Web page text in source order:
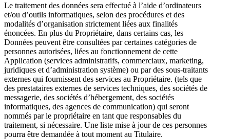
Le traitement des données sera effectué à l’aide d’ordinateurs
et/ou d’outils informatiques, selon des procédures et des
modalités d’organisation strictement liées aux finalités
énoncées. En plus du Propriétaire, dans certains cas, les
Données peuvent être consultées par certaines catégories de
personnes autorisées, liées au fonctionnement de cette
Application (services administratifs, commerciaux, marketing,
juridiques et d’administration système) ou par des sous-traitants
externes qui fournissent des services au Propriétaire. (tels que
des prestataires externes de services techniques, des sociétés de
messagerie, des sociétés d’hébergement, des sociétés
informatiques, des agences de communication) qui seront
nommés par le propriétaire en tant que responsables du
traitement, si nécessaire. Une liste mise à jour de ces personnes
pourra être demandée à tout moment au Titulaire.